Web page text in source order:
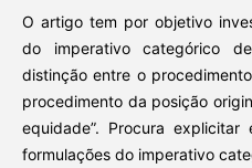
O artigo tem por objetivo
do imperativo categórico
distinção entre o
procedimento da posição
equidade”. Procura
formulações do imperativo